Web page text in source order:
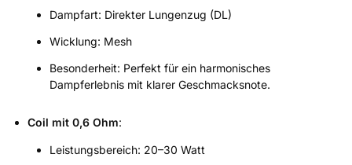
Dampfart: Direkter Lungenzug (DL)
Wicklung: Mesh
Besonderheit: Perfekt für ein harmonisches
Dampferlebnis mit klarer Geschmacksnote.
Coil mit 0,6 Ohm:
Leistungsbereich: 20–30 Watt